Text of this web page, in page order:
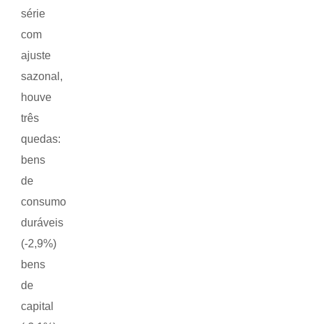
série
com
ajuste
sazonal,
houve
três
quedas:
bens
de
consumo
duráveis
(-2,9%)
bens
de
capital